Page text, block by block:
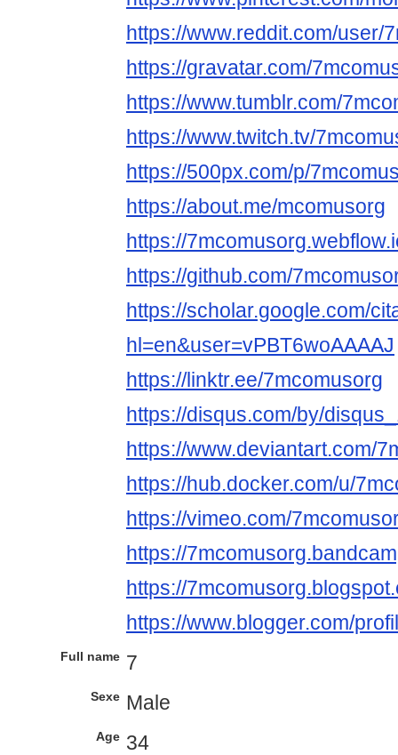
https://www.reddit.com/user/
https://gravatar.com/
https://www.tumblr.com/
https://www.twitch.tv/
https://500px.com/p/
https://about.me/mcomusorg
https://
https://github.com/
https://scholar.google.com/
hl=en&user=vPBT6woAAAAJ
https://linktr.ee/7mcomusorg
https://disqus.com/by/
https://www.deviantart.com/
https://hub.docker.com/u/
https://vimeo.com/
https://
https://
https://www.blogger.com/
Full name 7
Sexe Male
Age 34